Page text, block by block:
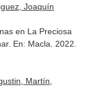
Joaquín
en La Preciosa
En: Macla . 2022.
Martín,